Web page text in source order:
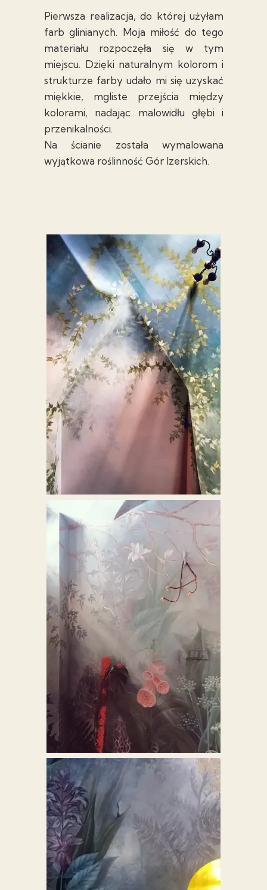
Pierwsza realizacja, do której użyłam
farb glinianych. Moja miłość do tego
materiału rozpoczęła się w tym
miejscu. Dzięki naturalnym kolorom i
strukturze farby udało mi się uzyskać
miękkie, mgliste przejścia między
kolorami, nadając malowidłu głębi i
przenikalności.
Na ścianie została wymalowana
wyjątkowa roślinność Gór Izerskich.